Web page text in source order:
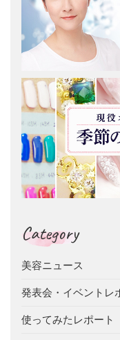
Category
美容ニュース
発表会・イベントレ
使ってみたレポート